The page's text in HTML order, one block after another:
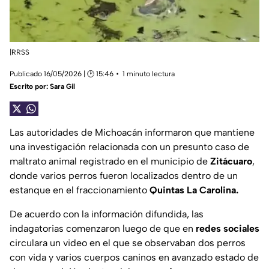
|RRSS
Publicado 16/05/2026 | 🕑 15:46
1 minuto lectura
Escrito por: Sara Gil
Las autoridades de Michoacán informaron que mantiene
una investigación relacionada con un presunto caso de
maltrato animal registrado en el municipio de Zitácuaro,
donde varios perros fueron localizados dentro de un
estanque en el fraccionamiento Quintas La Carolina.
De acuerdo con la información difundida, las
indagatorias comenzaron luego de que en redes sociales
circulara un video en el que se observaban dos perros
con vida y varios cuerpos caninos en avanzado estado de